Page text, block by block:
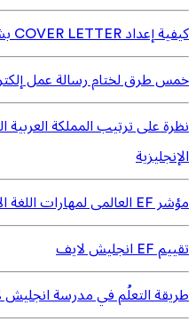
كيفية إعداد COVER LETTER بشكل احترافي
خمس طرق لختام رسالة عمل
نظرة على ترتيب المملكة العربية
الإنجليزية
مؤشر EF العالمى لمهارات اللغة الإنجليزية (EPI)
تقييم EF انجليش لايف
طريقة التعلُم في مدرسة انجليش